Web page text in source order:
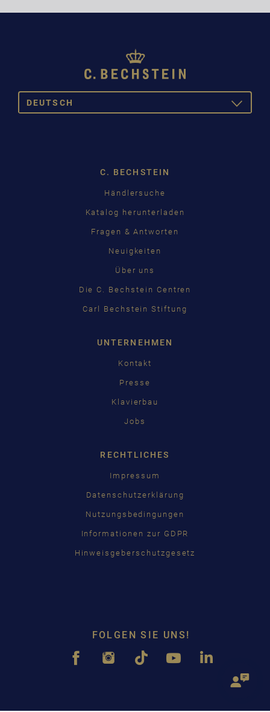
DEUTSCH
TOGGLE
C. BECHSTEIN
Händlersuche
Katalog herunterladen
Fragen & Antworten
Neuigkeiten
Über uns
Die C. Bechstein Centren
Carl Bechstein Stiftung
UNTERNEHMEN
Kontakt
Presse
Klavierbau
Jobs
RECHTLICHES
Impressum
Datenschutzerklärung
Nutzungsbedingungen
Informationen zur GDPR
Hinweisgeberschutzgesetz
FOLGEN SIE UNS!